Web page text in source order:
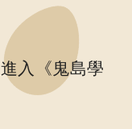
入《鬼島學